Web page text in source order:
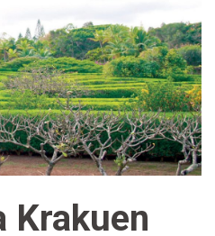
Krakuen